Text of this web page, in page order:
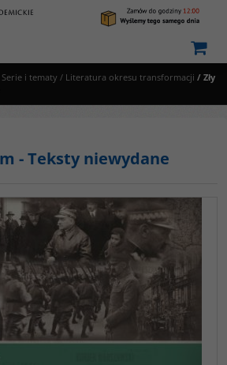
Serie i tematy / Literatura okresu transformacji / Zły
- Teksty niewydane